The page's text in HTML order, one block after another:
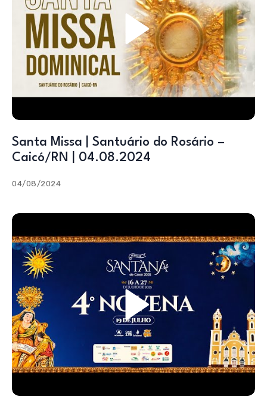
Santa Missa | Santuário do Rosário –
Caicó/RN | 04.08.2024
04/08/2024